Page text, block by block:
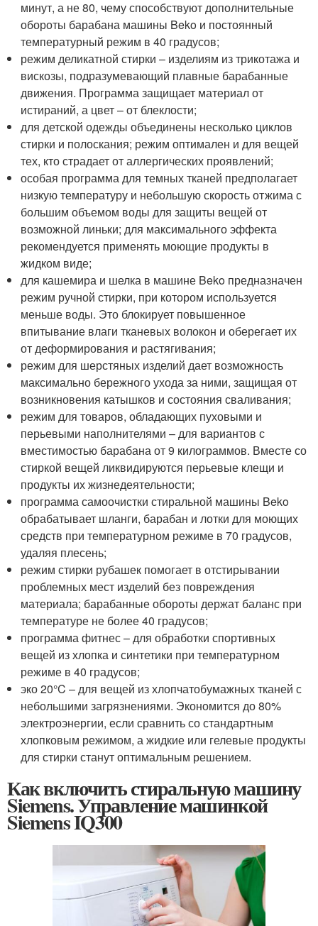
минут, а не 80, чему способствуют дополнительные
обороты барабана машины Beko и постоянный
температурный режим в 40 градусов;
режим деликатной стирки – изделиям из трикотажа и
вискозы, подразумевающий плавные барабанные
движения. Программа защищает материал от
истираний, а цвет – от блеклости;
для детской одежды объединены несколько циклов
стирки и полоскания; режим оптимален и для вещей
тех, кто страдает от аллергических проявлений;
особая программа для темных тканей предполагает
низкую температуру и небольшую скорость отжима с
большим объемом воды для защиты вещей от
возможной линьки; для максимального эффекта
рекомендуется применять моющие продукты в
жидком виде;
для кашемира и шелка в машине Beko предназначен
режим ручной стирки, при котором используется
меньше воды. Это блокирует повышенное
впитывание влаги тканевых волокон и оберегает их
от деформирования и растягивания;
режим для шерстяных изделий дает возможность
максимально бережного ухода за ними, защищая от
возникновения катышков и состояния сваливания;
режим для товаров, обладающих пуховыми и
перьевыми наполнителями – для вариантов с
вместимостью барабана от 9 килограммов. Вместе со
стиркой вещей ликвидируются перьевые клещи и
продукты их жизнедеятельности;
программа самоочистки стиральной машины Beko
обрабатывает шланги, барабан и лотки для моющих
средств при температурном режиме в 70 градусов,
удаляя плесень;
режим стирки рубашек помогает в отстирывании
проблемных мест изделий без повреждения
материала; барабанные обороты держат баланс при
температуре не более 40 градусов;
программа фитнес – для обработки спортивных
вещей из хлопка и синтетики при температурном
режиме в 40 градусов;
эко 20°C – для вещей из хлопчатобумажных тканей с
небольшими загрязнениями. Экономится до 80%
электроэнергии, если сравнить со стандартным
хлопковым режимом, а жидкие или гелевые продукты
для стирки станут оптимальным решением.
Как включить стиральную машину
Siemens. Управление машинкой
Siemens IQ300